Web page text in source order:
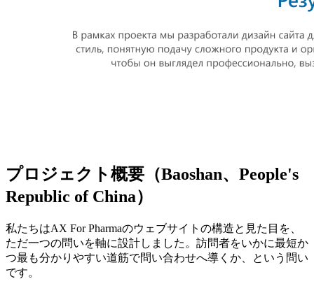
プロジェクト概要（Baoshan、People's
Republic of China）
私たちはAX For Pharmaのウェブサイトの構造と見た目を、
ただ一つの問いを軸に設計しました。訪問者をいかに最短か
つ最も分かりやすい道筋で問い合わせへ導くか、という問い
です。